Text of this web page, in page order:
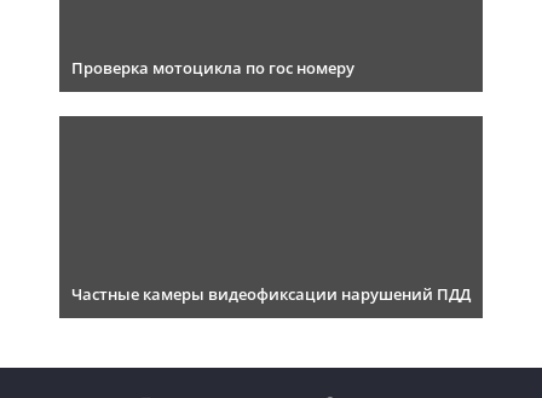
Проверка мотоцикла по гос номеру
Частные камеры видеофиксации нарушений ПДД